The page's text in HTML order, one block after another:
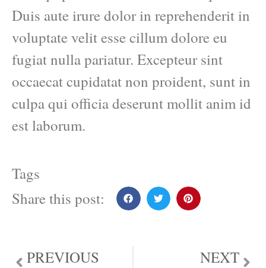
Duis aute irure dolor in reprehenderit in
voluptate velit esse cillum dolore eu
fugiat nulla pariatur. Excepteur sint
occaecat cupidatat non proident, sunt in
culpa qui officia deserunt mollit anim id
est laborum.
Tags
Share this post:
PREVIOUS NEXT